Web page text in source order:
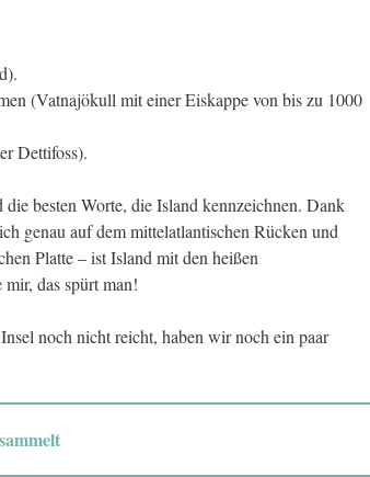
(Vatnajökull mit einer Eiskappe von bis zu 1000
Dettifoss).
die besten Worte, die Island kennzeichnen. Dank
genau auf dem mittelatlantischen Rücken und
Platte – ist Island mit den heißen
das spürt man!
noch nicht reicht, haben wir noch ein paar